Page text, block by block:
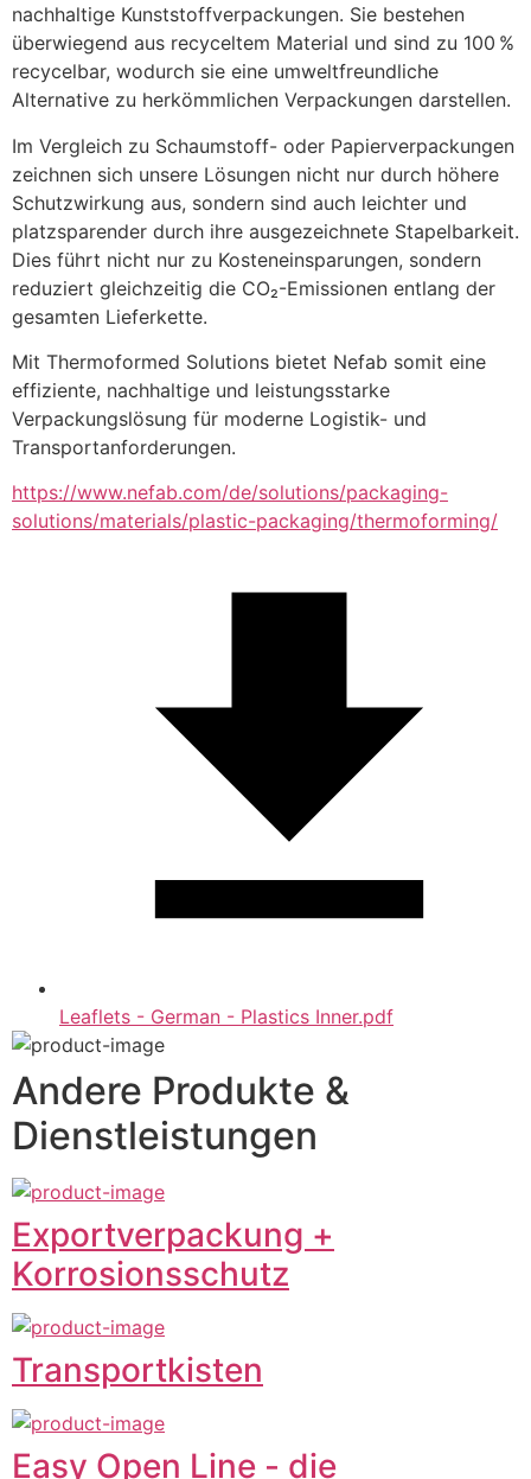
nachhaltige Kunststoffverpackungen. Sie bestehen
überwiegend aus recyceltem Material und sind zu 100 %
recycelbar, wodurch sie eine umweltfreundliche
Alternative zu herkömmlichen Verpackungen darstellen.
Im Vergleich zu Schaumstoff- oder Papierverpackungen
zeichnen sich unsere Lösungen nicht nur durch höhere
Schutzwirkung aus, sondern sind auch leichter und
platzsparender durch ihre ausgezeichnete Stapelbarkeit.
Dies führt nicht nur zu Kosteneinsparungen, sondern
reduziert gleichzeitig die CO₂-Emissionen entlang der
gesamten Lieferkette.
Mit Thermoformed Solutions bietet Nefab somit eine
effiziente, nachhaltige und leistungsstarke
Verpackungslösung für moderne Logistik- und
Transportanforderungen.
https://www.nefab.com/de/solutions/packaging-
solutions/materials/plastic-packaging/thermoforming/
Leaflets - German - Plastics Inner.pdf
Andere Produkte &
Dienstleistungen
Exportverpackung +
Korrosionsschutz
Transportkisten
Easy Open Line - die